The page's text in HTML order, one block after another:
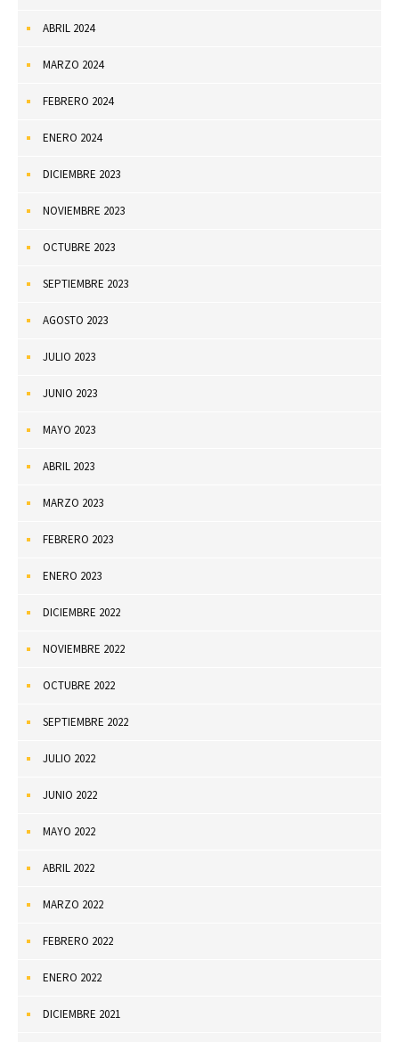
ABRIL 2024
MARZO 2024
FEBRERO 2024
ENERO 2024
DICIEMBRE 2023
NOVIEMBRE 2023
OCTUBRE 2023
SEPTIEMBRE 2023
AGOSTO 2023
JULIO 2023
JUNIO 2023
MAYO 2023
ABRIL 2023
MARZO 2023
FEBRERO 2023
ENERO 2023
DICIEMBRE 2022
NOVIEMBRE 2022
OCTUBRE 2022
SEPTIEMBRE 2022
JULIO 2022
JUNIO 2022
MAYO 2022
ABRIL 2022
MARZO 2022
FEBRERO 2022
ENERO 2022
DICIEMBRE 2021